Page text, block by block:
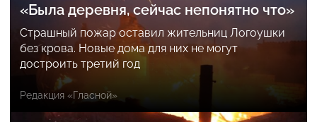
«Была деревня, сейчас непонятно что»
Страшный пожар оставил жительниц Логоушки
без крова. Новые дома для них не могут
достроить третий год
Редакция «Гласной»